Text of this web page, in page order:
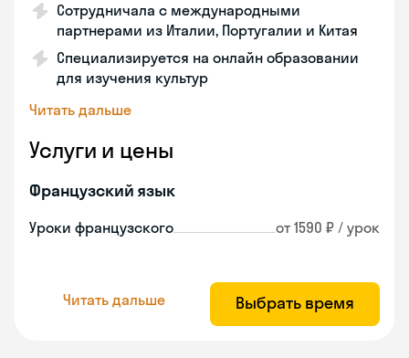
Сотрудничала с международными
партнерами из Италии, Португалии и Китая
Специализируется на онлайн образовании
для изучения культур
Читать дальше
Услуги и цены
Французский язык
Уроки французского от 1590 ₽ / урок
Читать дальше Выбрать время